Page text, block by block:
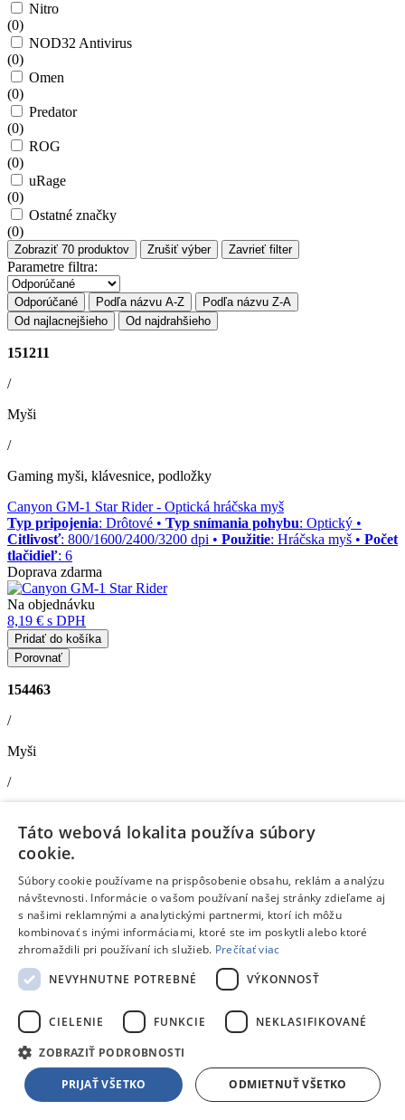
Nitro
(0)
NOD32 Antivirus
(0)
Omen
(0)
Predator
(0)
ROG
(0)
uRage
(0)
Ostatné značky
(0)
Zobraziť 70 produktov Zrušiť výber Zavrieť filter
Parametre filtra:
Odporúčané Podľa názvu A-Z
Podľa názvu Z-A
Od najlacnejšieho
Od najdrahšieho
151211
/
Myši
/
Gaming myši, klávesnice, podložky
Canyon GM-1 Star Rider- Optická hráčska myš
Typ pripojenia: Drôtové • Typ snímania pohybu: Optický •
Citlivosť: 800/1600/2400/3200 dpi • Použitie: Hráčska myš • Počet
tlačidieľ: 6
Doprava zdarma
Na objednávku
8,19 € s DPH
Pridať do košíka
Porovnať
154463
/
Myši
/
Marvo M513- Hráčska optická myš
Typ pripojenia
Citlivosť: 800/1600/2400/3200/4000/4800 DPI (defaultne), cez
software 500 - 6400 DPI dpi •
Použitie : Hráčska myš •
Počet
tlačidieľ
: 7
Doprava zdarma
Na objednávku
18,34 € s DPH
Pridať do košíka
Porovnať
154464
Klávesnice
Táto webová lokalita používa súbory
cookie.
Súbory cookie používame na prispôsobenie obsahu, reklám a analýzu
návštevnosti. Informácie o vašom používaní našej stránky zdieľame aj
s našimi reklamnými a analytickými partnermi, ktorí ich môžu
kombinovať s inými informáciami, ktoré ste im poskytli alebo ktoré
zhromaždili pri používaní ich služieb. Prečítať viac
NEVYHNUTNE POTREBNÉ
VÝKONNOSŤ
CIELENIE FUNKCIE NEKLASIFIKOVANÉ
ZOBRAZIŤ PODROBNOSTI
PRIJAŤ VŠETKO ODMIETNUŤ VŠETKO